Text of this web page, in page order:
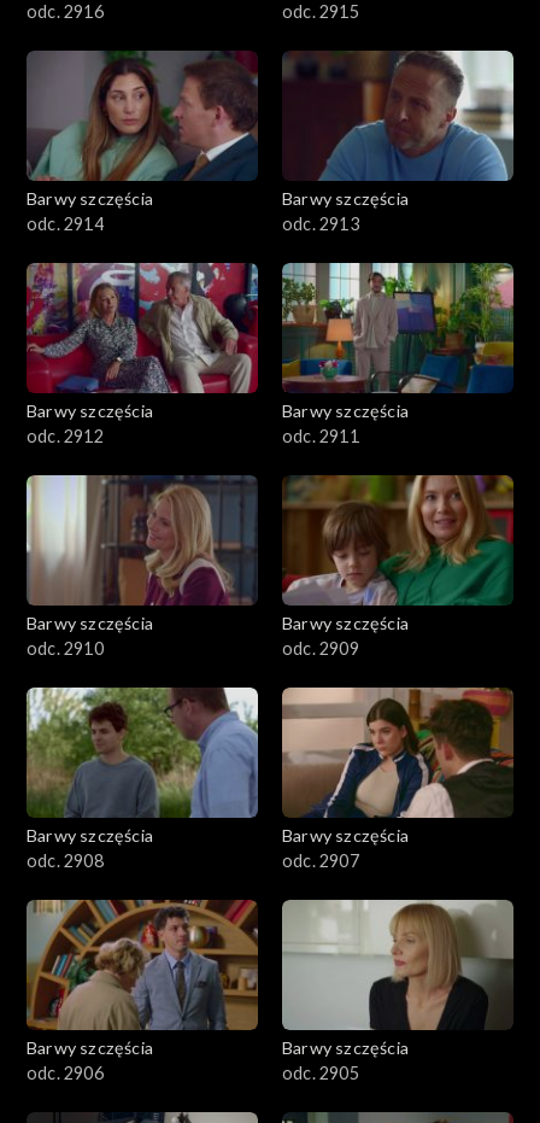
odc. 2916
odc. 2915
Barwy szczęścia
odc. 2914
Barwy szczęścia
odc. 2913
Barwy szczęścia
odc. 2912
Barwy szczęścia
odc. 2911
Barwy szczęścia
odc. 2910
Barwy szczęścia
odc. 2909
Barwy szczęścia
odc. 2908
Barwy szczęścia
odc. 2907
Barwy szczęścia
odc. 2906
Barwy szczęścia
odc. 2905